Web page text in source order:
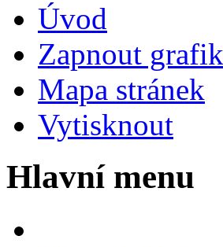
Úvod
Zapnout
Mapa stránek
Vytisknout
Hlavní menu